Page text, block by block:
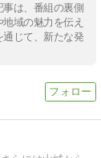
は、番組の裏側
域の魅力を伝え
じて、新たな発